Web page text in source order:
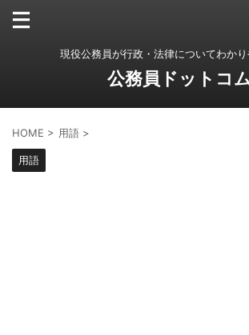
現役公務員が行政・法律についてわか
公務員ドットコ
HOME > 用語 >
用語